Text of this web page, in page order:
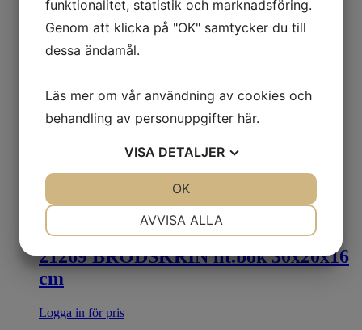
21269 BRÖDSKRIN lit.bok 30x20x16
cm
Logga in för pris
funktionalitet, statistik och marknadsföring.
Genom att klicka på "OK" samtycker du till
dessa ändamål.
Läs mer om vår användning av cookies och
behandling av personuppgifter här.
VISA DETALJER
MARKNADSFÖRING STATISTIK
AVVISA ALLA
OK